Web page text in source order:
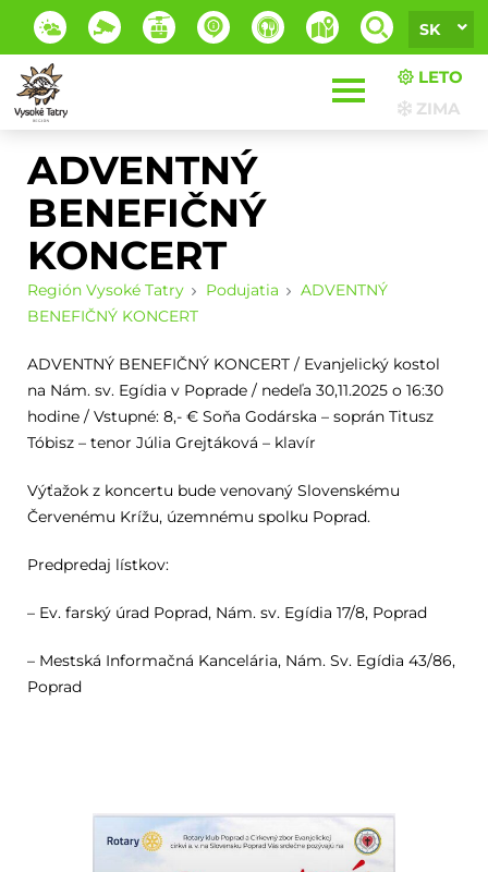
SK
LETO
ZIMA
ADVENTNÝ
BENEFIČNÝ
KONCERT
Región Vysoké Tatry Podujatia
ADVENTNÝ
BENEFIČNÝ KONCERT
ADVENTNÝ BENEFIČNÝ KONCERT / Evanjelický kostol
na Nám. sv. Egídia v Poprade / nedeľa 30,11.2025 o 16:30
hodine / Vstupné: 8,- € Soňa Godárska – soprán Titusz
Tóbisz – tenor Júlia Grejtáková – klavír
Výťažok z koncertu bude venovaný Slovenskému
Červenému Krížu, územnému spolku Poprad.
Predpredaj lístkov:
– Ev. farský úrad Poprad, Nám. sv. Egídia 17/8, Poprad
– Mestská Informačná Kancelária, Nám. Sv. Egídia 43/86,
Poprad